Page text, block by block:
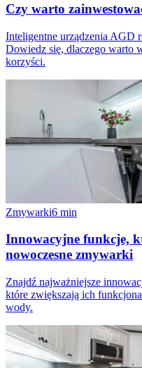
Czy warto
Inteligentne urządzenia AGD
Dowiedz się, dlaczego warto
korzyści.
Zmywarki6 min
Innowacyjne funkcje,
nowoczesne zmywarki
Znajdź najważniejsze
które zwiększają ich
wody.